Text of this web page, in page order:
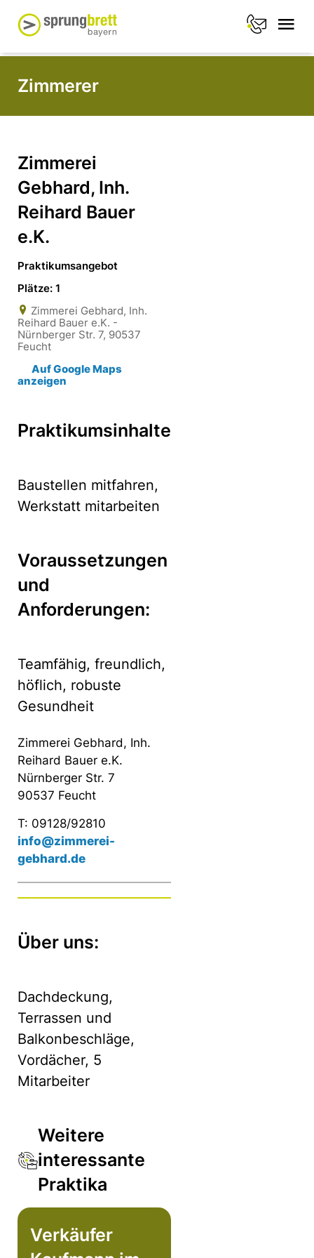
Zimmerer
Zimmerei
Gebhard, Inh.
Reihard Bauer
e.K.
Praktikumsangebot
Plätze: 1
Zimmerei Gebhard, Inh.
Reihard Bauer e.K. -
Nürnberger Str. 7, 90537
Feucht
Auf Google Maps
anzeigen
Praktikumsinhalte
Baustellen mitfahren,
Werkstatt mitarbeiten
Voraussetzungen
und
Anforderungen:
Teamfähig, freundlich,
höflich, robuste
Gesundheit
Zimmerei Gebhard, Inh.
Reihard Bauer e.K.
Nürnberger Str. 7
90537 Feucht
T: 09128/92810
info@zimmerei-
gebhard.de
Über uns:
Dachdeckung,
Terrassen und
Balkonbeschläge,
Vordächer, 5
Mitarbeiter
Weitere
interessante
Praktika
Verkäufer